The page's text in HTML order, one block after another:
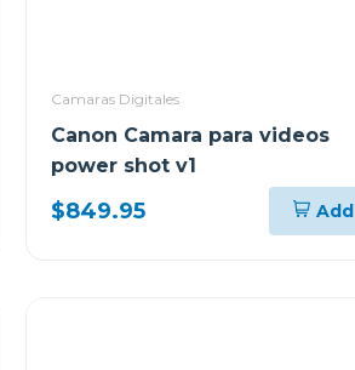
Camaras Digitales
Canon Camara para videos
power shot v1
$849.95 Add